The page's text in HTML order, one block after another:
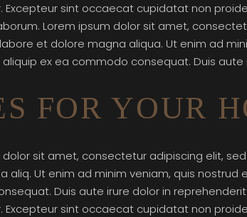
Excepteur sint occaecat cupidatat non
Lorem ipsum dolor sit amet,
et dolore magna aliqua. Ut enim ad
aliquip ex ea commodo consequat. Duis
FOR YOUR
dolor sit amet, consectetur adipiscing elit,
aliq. Ut enim ad minim veniam, quis nostrud
Duis aute irure dolor in
Excepteur sint occaecat cupidatat non